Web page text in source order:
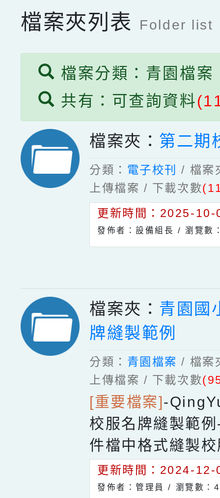
檔案夾列表 Folder list
檔案分類：青園檔案
共有：可查詢資料
檔案夾： 第二期
分類： 電子校刊
/ 檔案
上傳檔案 / 下載次數
更新時間：2025-
發佈者：設備組長 /瀏覽數
檔案夾： 青園國
牌縫製範例
分類： 青園檔案 / 檔案
上傳檔案 / 下載次數
[重要檔案]-
校服名牌縫製範
件檔中格式縫製
更新時間：2024-
發佈者：管理員 / 瀏覽數：